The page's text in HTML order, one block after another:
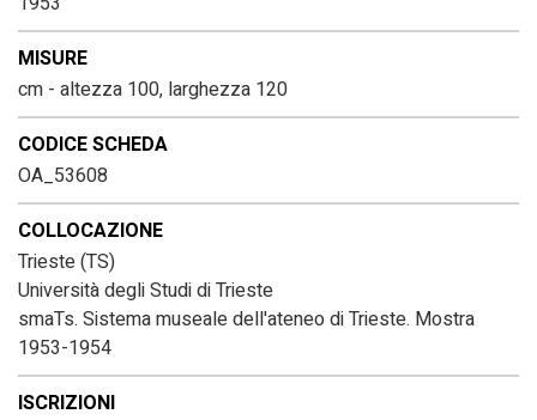
MISURE
cm - altezza 100, larghezza 120
CODICE SCHEDA
OA_53608
COLLOCAZIONE
Trieste (TS)
Università degli Studi di Trieste
smaTs. Sistema museale dell'ateneo di Trieste. Mostra
1953-1954
ISCRIZIONI